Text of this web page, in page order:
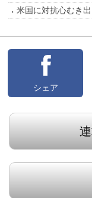
米国に対抗心むき
シェア